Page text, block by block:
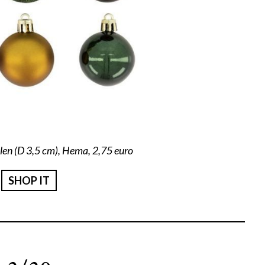
(D 3,5 cm), Hema, 2,75 euro
SHOP IT